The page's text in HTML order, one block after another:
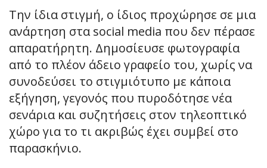
Την ίδια στιγμή, ο ίδιος προχώρησε σε μια
ανάρτηση στα social media που δεν πέρασε
απαρατήρητη. Δημοσίευσε φωτογραφία
από το πλέον άδειο γραφείο του, χωρίς να
συνοδεύσει το στιγμιότυπο με κάποια
εξήγηση, γεγονός που πυροδότησε νέα
σενάρια και συζητήσεις στον τηλεοπτικό
χώρο για το τι ακριβώς έχει συμβεί στο
παρασκήνιο.